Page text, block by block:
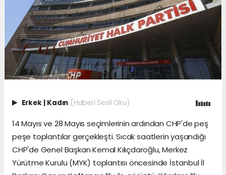
Erkek Kadın (Haberi Sesli Oku)
14 Mayıs ve 28 Mayıs seçimlerinin ardından CHP'de peş
peşe toplantılar gerçekleşti. Sıcak saatlerin yaşandığı
CHP'de Genel Başkan Kemal Kılıçdaroğlu, Merkez
Yürütme Kurulu (MYK) toplantısı öncesinde İstanbul İl